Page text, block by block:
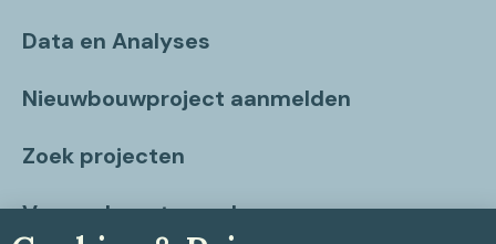
Data en Analyses
Nieuwbouwproject aanmelden
Zoek projecten
Vragen beantwoord